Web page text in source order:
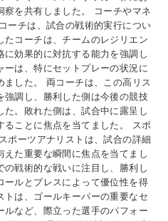
を共有しました。 コーチやマネ
ーチは、試合の戦術的実行につい
コーチは、チームのレジリエン
効果的に対抗する能力を強調し
は、特にセットプレーの状況に
した。 両コーチは、この高リス
調し、勝利した側は今後の競技
。敗れた側は、試合中に露呈し
ことに焦点を当てました。 スポ
ポーツアナリストは、試合の詳細
た重要な瞬間に焦点を当てまし
戦術的な戦いに注目し、勝利し
ルとプレスによって優位性を得
は、ゴールキーパーの重要なセ
など、際立った選手のパフォー